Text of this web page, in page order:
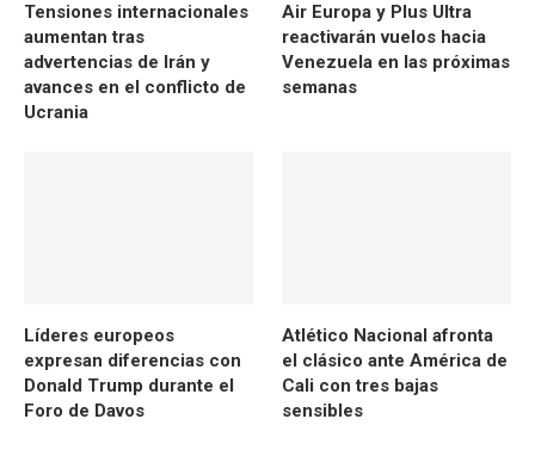
Tensiones internacionales
aumentan tras
advertencias de Irán y
avances en el conflicto de
Ucrania
Air Europa y Plus Ultra
reactivarán vuelos hacia
Venezuela en las próximas
semanas
Líderes europeos
expresan diferencias con
Donald Trump durante el
Foro de Davos
Atlético Nacional afronta
el clásico ante América de
Cali con tres bajas
sensibles